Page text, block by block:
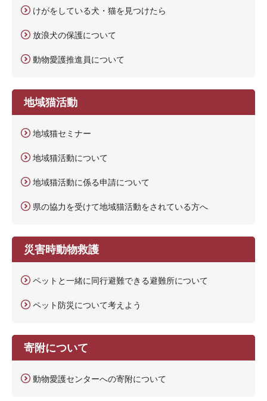
けがをしている犬・猫を見つけたら
放浪犬の保護について
動物愛護推進員について
地域猫活動
地域猫セミナー
地域猫活動について
地域猫活動に係る申請について
県の協力を受けて地域猫活動をされている方へ
災害時動物救護
ペットと一緒に同行避難できる避難所について
ペット防災について考えよう
寄附について
動物愛護センターへの寄附について